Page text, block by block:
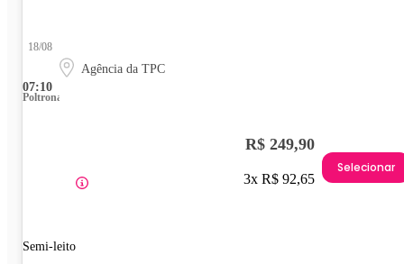
07:10
18/08
Agência da TPC
Poltrona
Semi-leito
R$ 249,90
3x R$ 92,65
Selecionar